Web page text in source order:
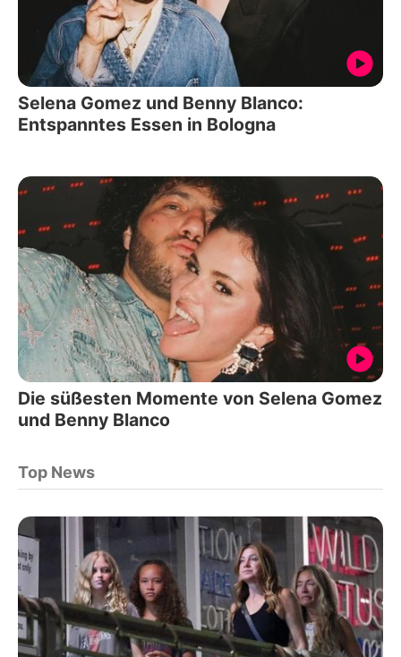
Selena Gomez und Benny Blanco:
Entspanntes Essen in Bologna
Die süßesten Momente von Selena Gomez
und Benny Blanco
Top News